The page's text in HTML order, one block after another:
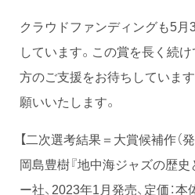
クラウドファンディングも5
しています。この賞を長く続
方のご支援をお待ちしていま
願いいたします。
【二次選考結果＝大賞候補作（発
岡島豊樹『地中海ジャズの歴
ー社、2023年1月発売、定価：本